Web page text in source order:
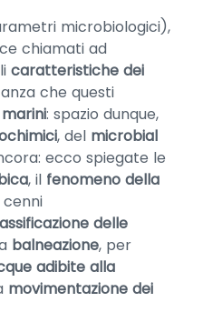
microbiologici),
chiamati ad
caratteristiche dei
che questi
: spazio dunque,
, del microbial
ecco spiegate le
, il fenomeno della
cenni
delle
balneazione, per
adibite alla
movimentazione dei